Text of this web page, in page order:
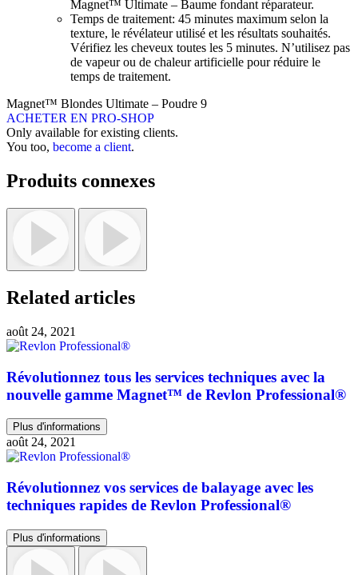
Magnet™ Ultimate – Baume fondant réparateur.
Temps de traitement: 45 minutes maximum selon la
texture, le révélateur utilisé et les résultats souhaités.
Vérifiez les cheveux toutes les 5 minutes. N’utilisez pas
de vapeur ou de chaleur artificielle pour réduire le
temps de traitement.
Magnet™ Blondes Ultimate – Poudre 9
ACHETER EN PRO-SHOP
Only available for existing clients.
You too, become a client.
Produits connexes
Related articles
août 24, 2021
Révolutionnez tous les services techniques avec la
nouvelle gamme Magnet™ de Revlon Professional®
Plus d'informations
août 24, 2021
Révolutionnez vos services de balayage avec les
techniques rapides de Revlon Professional®
Plus d'informations